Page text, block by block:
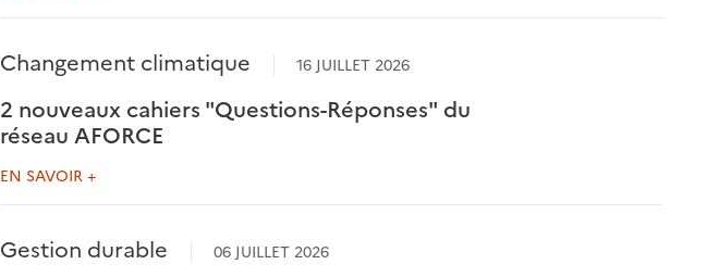
Changement climatique 16 JUILLET 2026
2 nouveaux cahiers "Questions-Réponses" du
réseau AFORCE
EN SAVOIR +
Gestion durable 06 JUILLET 2026